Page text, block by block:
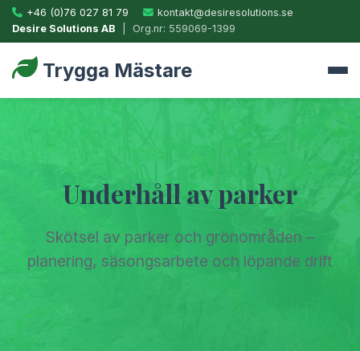
+46 (0)76 027 81 79
kontakt@desiresolutions.se
Desire Solutions AB | Org.nr: 559069-1399
Trygga Mästare
Underhåll av parker
Skötsel av parker och grönområden –
planering, säsongsarbete och löpande drift